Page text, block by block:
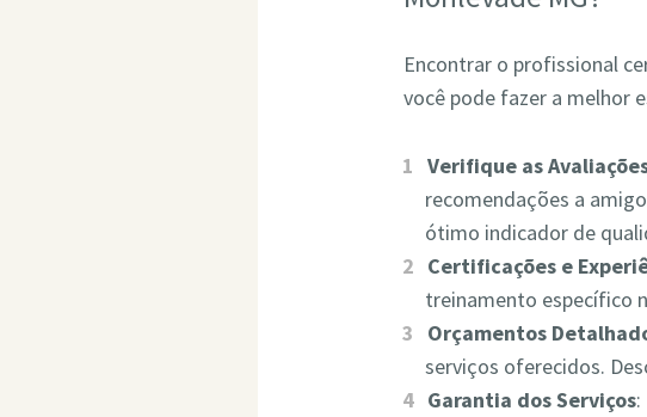
Encontrar o profissional
você pode fazer a melhor
Verifique as
recomendações a
ótimo indicador de
Certificações e
treinamento específico
Orçamentos
serviços oferecidos.
Garantia dos Serviços